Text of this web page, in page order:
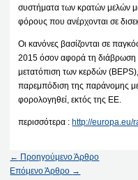
συστήματα των κρατών μελών
φόρους που ανέρχονται σε
Οι κανόνες βασίζονται σε
2015 όσον αφορά τη διάβρωση
μετατόπιση των κερδών
παρεμπόδιση της παράνομης
φορολογηθεί, εκτός της ΕΕ.
περισσότερα : http://europa.eu/
← Προηγούμενο Άρθρο
Επόμενο Άρθρο →